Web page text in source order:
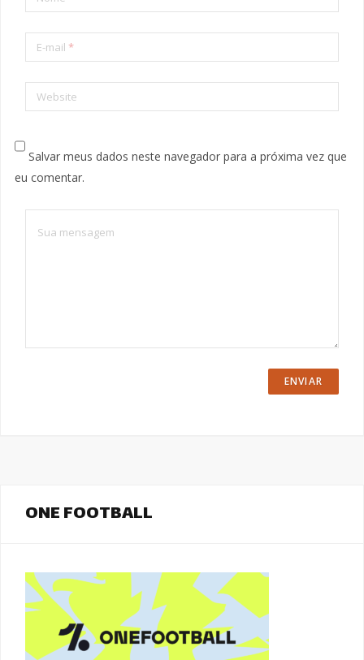
E-mail *
Website
Salvar meus dados neste navegador para a próxima vez que
eu comentar.
ONE FOOTBALL